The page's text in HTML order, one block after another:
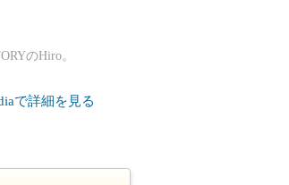
のHiro。
で詳細を見る